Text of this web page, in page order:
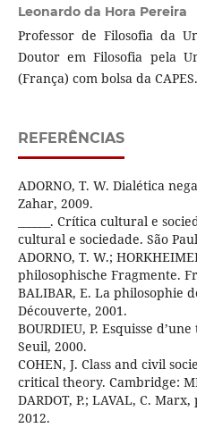
Leonardo da Hora Pereira
Professor de Filosofia da
Doutor em Filosofia pela
(França) com bolsa da CAPES.
REFERÊNCIAS
ADORNO, T. W. Dialética
Zahar, 2009.
______. Crítica cultural e
cultural e sociedade. São
ADORNO, T. W.;
philosophische Fragmente.
BALIBAR, E. La philosophie
Découverte, 2001.
BOURDIEU, P. Esquisse
Seuil, 2000.
COHEN, J. Class and civil
critical theory. Cambridge:
DARDOT, P.; LAVAL, C.
2012.